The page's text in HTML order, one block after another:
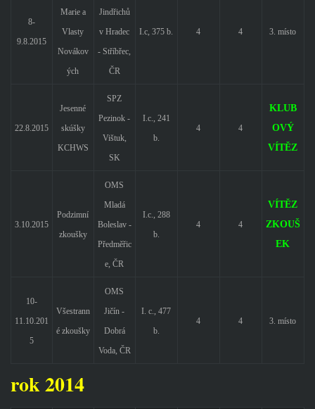
8-
9.8.2015
Marie a
Vlasty
Novákov
ých
Jindřichů
v Hradec
- Stříbřec,
ČR
I.c, 375 b. 4 4 3. místo
22.8.2015
Jesenné
skúšky
KCHWS
SPZ
Pezinok -
Vištuk,
SK
I.c., 241
b.
4 4
KLUB
OVÝ
VÍTĚZ
3.10.2015
Podzimní
zkoušky
OMS
Mladá
Boleslav -
Předměřic
e, ČR
I.c., 288
b.
4 4
VÍTĚZ
ZKOUŠ
EK
10-
11.10.201
5
Všestrann
é zkoušky
OMS
Jičín -
Dobrá
Voda, ČR
I. c., 477
b.
4 4 3. místo
rok 2014